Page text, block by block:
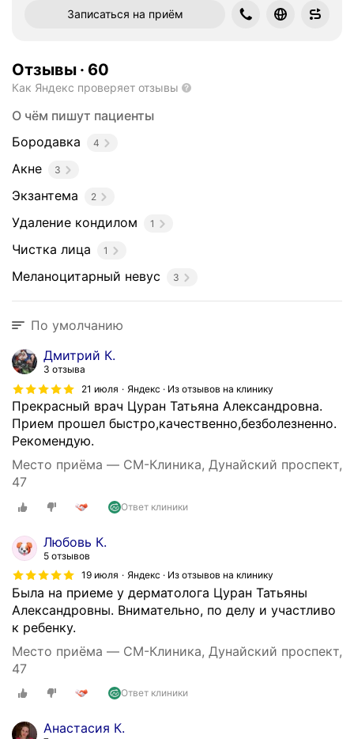
Записаться на приём
Отзывы · 60
Как Яндекс проверяет отзывы
О чём пишут пациенты
Бородавка
4
Акне 3
Экзантема 2
Удаление кондилом 1
Чистка лица 1
Меланоцитарный невус 3
По умолчанию
Дмитрий К.
3 отзыва
21 июля
Яндекс · Из отзывов на клинику
Прекрасный врач Цуран Татьяна Александровна.
Прием прошел быстро,качественно,безболезненно.
Рекомендую.
Место приёма — СМ-Клиника, Дунайский проспект,
47
Ответ клиники
Любовь К.
5 отзывов
19 июля
Яндекс · Из отзывов на клинику
Была на приеме у дерматолога Цуран Татьяны
Александровны. Внимательно, по делу и участливо
к ребенку.
Место приёма — СМ-Клиника, Дунайский проспект,
47
Ответ клиники
Анастасия К.